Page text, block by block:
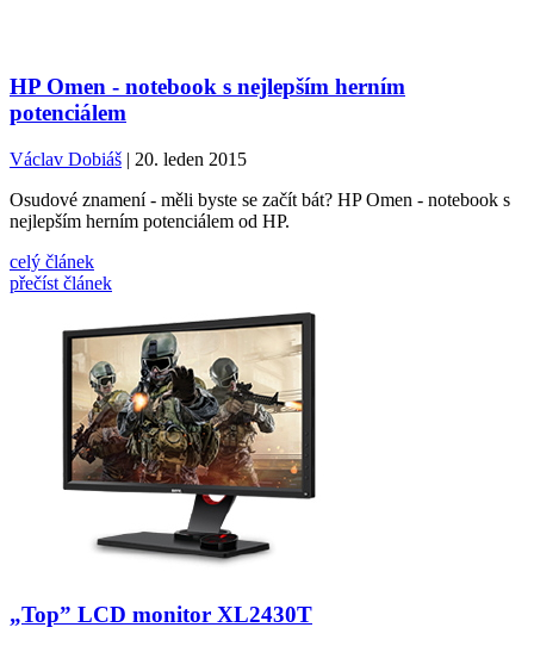
HP Omen - notebook s nejlepším herním
potenciálem
Václav Dobiáš | 20. leden 2015
Osudové znamení - měli byste se začít bát? HP Omen - notebook s
nejlepším herním potenciálem od HP.
celý článek
přečíst článek
„Top” LCD monitor XL2430T